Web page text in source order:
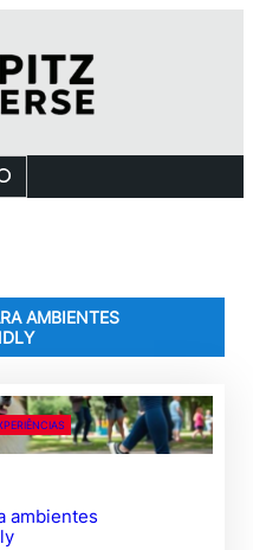
AMBIENTES
ambientes